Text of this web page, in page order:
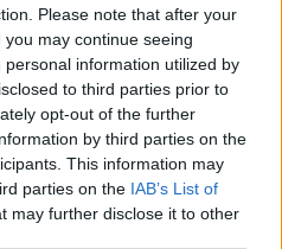
Please note that after your
may continue seeing
information utilized by
to third parties prior to
opt-out of the further
by third parties on the
This information may
parties on the IAB’s List of
may further disclose it to other
semmilyen külső változást a
és a kontrollcsoport
részletesebb vizsgálata
való kitettség után jelentős
és az oxidánsok